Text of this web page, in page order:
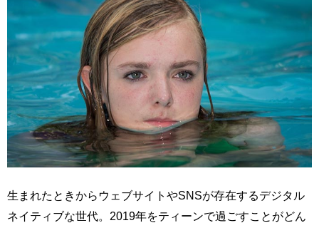
生まれたときからウェブサイトやSNSが存在するデジタル
ネイティブな世代。2019年をティーンで過ごすことがどん